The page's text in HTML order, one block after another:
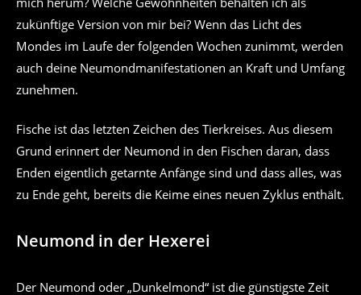
zukünftige Version von mir bei? Wenn das Licht des
Mondes im Laufe der folgenden Wochen zunimmt, werden
auch deine Neumondmanifestationen an Kraft und Umfang
zunehmen.
Fische ist das letzten Zeichen des Tierkreises. Aus diesem
Grund erinnert der Neumond in den Fischen daran, dass
Enden eigentlich getarnte Anfänge sind und dass alles, was
zu Ende geht, bereits die Keime eines neuen Zyklus enthält.
Neumond in der Hexerei
Der Neumond oder „Dunkelmond“ ist die günstigste Zeit